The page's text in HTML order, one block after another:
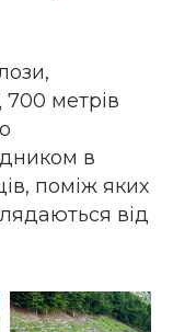
700 метрів
в
поміж яких
від